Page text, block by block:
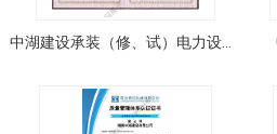
中湖建设承装（修、试）电力设施许可证三级